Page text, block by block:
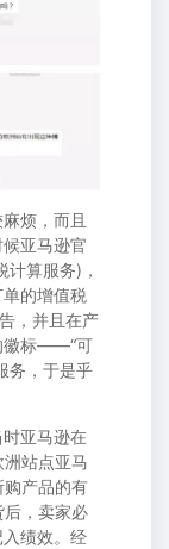
烦，而且
亚马逊官
算服务)，
的增值税
，并且在产
徽标——“可
务，于是乎
亚马逊在
洲站点亚马
产品的有
，卖家必
绩效。经